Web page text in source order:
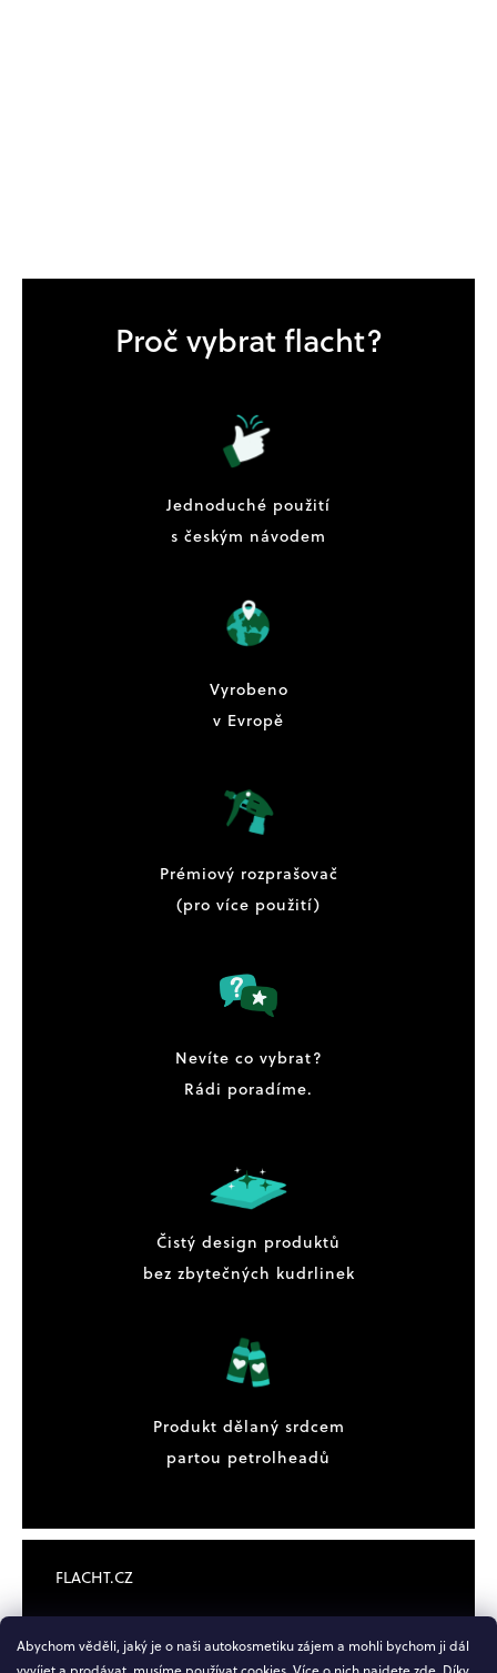
Abychom věděli, jaký je o naši autokosmetiku zájem a mohli bychom ji dál
Proč vybrat flacht?
Jednoduché použití
s českým návodem
Vyrobeno
v Evropě
Prémiový rozprašovač
(pro více použití)
Nevíte co vybrat?
Rádi poradíme.
Čistý design produktů
bez zbytečných kudrlinek
Produkt dělaný srdcem
partou petrolheadů
FLACHT.CZ